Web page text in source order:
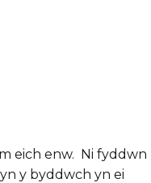
eich enw. Ni fyddwn
y byddwch yn ei